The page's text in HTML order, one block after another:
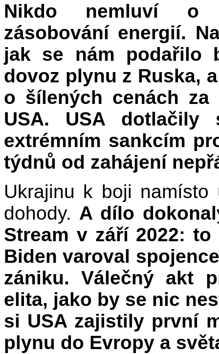
Nikdo nemluví o
zásobování energií.
jak se nám podařilo
dovoz plynu z Ruska,
o šílených cenách za
USA. USA dotlačily
extrémním sankcím
týdnů od zahájení
Ukrajinu k boji namísto
dohody. A dílo
Stream v září 2022:
Biden varoval
zániku. Válečný akt
elita, jako by se nic
si USA zajistily první
plynu do Evropy a